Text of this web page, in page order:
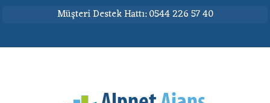
Müşteri Destek Hattı: 0544 226 57 40